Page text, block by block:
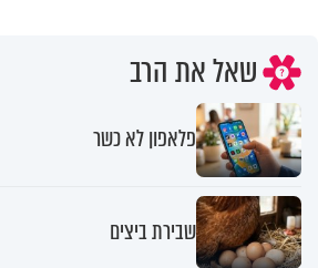
שאל את הרב
פלאפון לא כשר
שבירת ביצים